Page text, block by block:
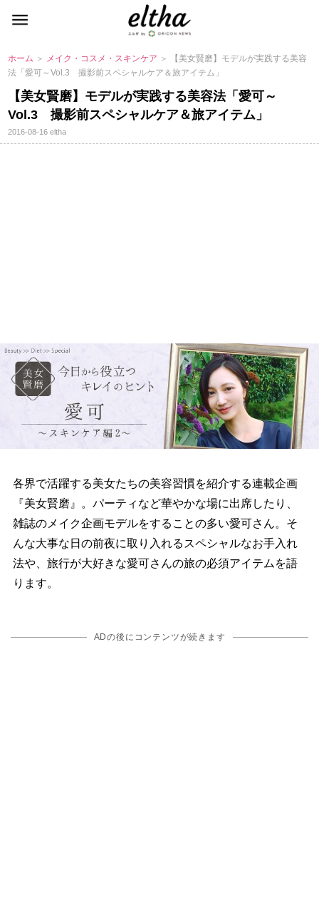
ホーム ＞ メイク・コスメ・スキンケア ＞ 【美女賢磨】モデルが実践する美容
法「愛可～Vol.3 撮影前スペシャルケア＆旅アイテム」
【美女賢磨】モデルが実践する美容法「愛可～
Vol.3 撮影前スペシャルケア＆旅アイテム」
2016-08-16eltha
各界で活躍する美女たちの美容習慣を紹介する連載企画
『美女賢磨』。パーティなど華やかな場に出席したり、
雑誌のメイク企画モデルをすることの多い愛可さん。そ
んな大事な日の前夜に取り入れるスペシャルなお手入れ
法や、旅行が大好きな愛可さんの旅の必須アイテムを語
ります。
ADの後にコンテンツが続きます